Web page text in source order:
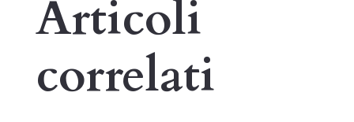
Articoli
correlati